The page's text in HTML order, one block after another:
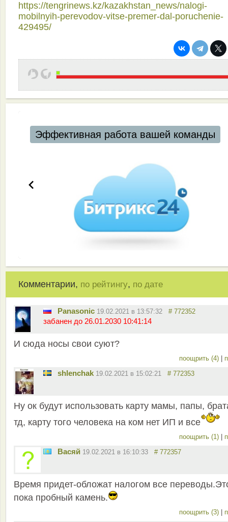
https://tengrinews.kz/kazakhstan_news/nalogi-
mobilnyih-perevodov-vitse-premer-dal-poruchenie-
429495/
Эффективная работа вашей команды
Комментарии, по рейтингу, по дате
Panasonic 19.02.2021 в 13:57:32 # 772352
забанен до 26.01.2030 10:41:14
И сюда носы свои суют?
поощрить (4)
shlenchak 19.02.2021 в 15:02:21 # 772353
Ну ок будут использовать карту мамы, папы,
тд, карту того человека на ком нет ИП и все
поощрить (1)
Васяй 19.02.2021 в 16:10:33 # 772357
Время придет-обложат налогом все
пока пробный камень.
поощрить (3)